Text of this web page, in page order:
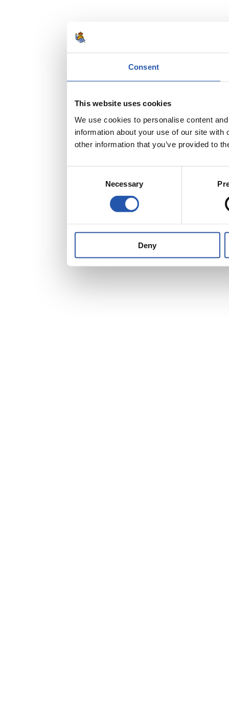
Consent
This website uses cookies
We use cookies to personalise content
information about your use of our site
other information that you’ve provided to
Necessary
Deny